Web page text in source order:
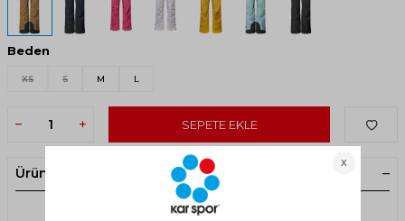
Beden
XS S M L
SEPETE EKLE
Ürün Açıklaması